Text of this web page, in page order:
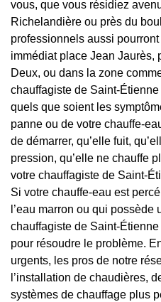
vous, que vous résidiez
Richelandière ou près du
professionnels aussi
immédiat place Jean Jaurès,
Deux, ou dans la zone
chauffagiste de Saint-
quels que soient les
panne ou de votre chauffe-
de démarrer, qu’elle fuit,
pression, qu’elle ne chauffe
votre chauffagiste de Saint-
Si votre chauffe-eau est
l’eau marron ou qui
chauffagiste de Saint-
pour résoudre le problème.
urgents, les pros de notre
l’installation de chaudières,
systèmes de chauffage plus